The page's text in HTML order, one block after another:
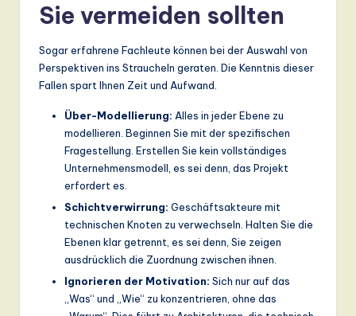
Sie vermeiden sollten
Sogar erfahrene Fachleute können bei der Auswahl von
Perspektiven ins Straucheln geraten. Die Kenntnis dieser
Fallen spart Ihnen Zeit und Aufwand.
Über-Modellierung: Alles in jeder Ebene zu
modellieren. Beginnen Sie mit der spezifischen
Fragestellung. Erstellen Sie kein vollständiges
Unternehmensmodell, es sei denn, das Projekt
erfordert es.
Schichtverwirrung: Geschäftsakteure mit
technischen Knoten zu verwechseln. Halten Sie die
Ebenen klar getrennt, es sei denn, Sie zeigen
ausdrücklich die Zuordnung zwischen ihnen.
Ignorieren der Motivation: Sich nur auf das
„Was“ und „Wie“ zu konzentrieren, ohne das